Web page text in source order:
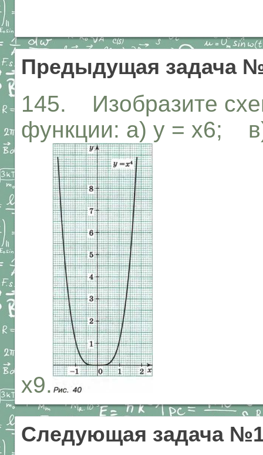
Предыдущая задача
145. Изобразите
функции: а) у = х6;
х9.
Следующая задача